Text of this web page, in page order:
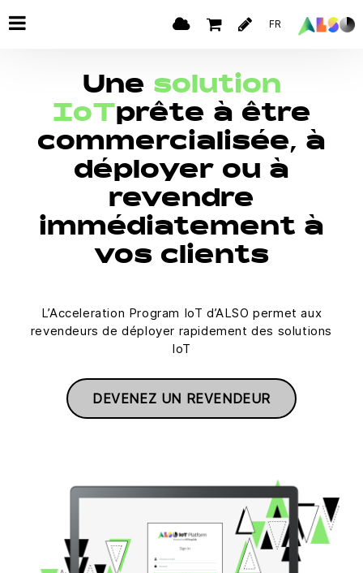
FR
Une solution
IoT prête à être
commercialisée, à
déployer ou à
revendre
immédiatement à
vos clients
L’Acceleration Program IoT d’ALSO permet aux
revendeurs de déployer rapidement des solutions
IoT
DEVENEZ UN REVENDEUR